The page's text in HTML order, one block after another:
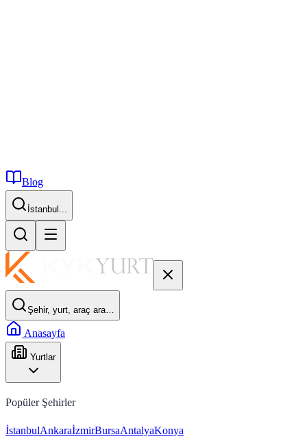
Blog
İstanbul...
Şehir, yurt, araç ara…
Anasayfa
Yurtlar
Popüler Şehirler
İstanbulAnkaraİzmirBursaAntalyaKonya